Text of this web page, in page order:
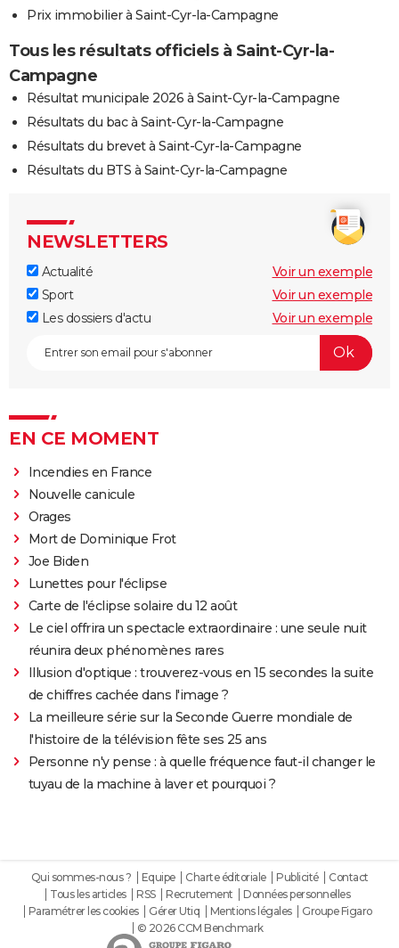
Prix immobilier à Saint-Cyr-la-Campagne
Tous les résultats officiels à Saint-Cyr-la-
Campagne
Résultat municipale 2026 à Saint-Cyr-la-Campagne
Résultats du bac à Saint-Cyr-la-Campagne
Résultats du brevet à Saint-Cyr-la-Campagne
Résultats du BTS à Saint-Cyr-la-Campagne
NEWSLETTERS
Actualité
Voir un exemple
Sport
Voir un exemple
Les dossiers d'actu
Voir un exemple
EN CE MOMENT
Incendies en France
Nouvelle canicule
Orages
Mort de Dominique Frot
Joe Biden
Lunettes pour l'éclipse
Carte de l'éclipse solaire du 12 août
Le ciel offrira un spectacle extraordinaire : une seule nuit
réunira deux phénomènes rares
Illusion d'optique : trouverez-vous en 15 secondes la suite
de chiffres cachée dans l'image ?
La meilleure série sur la Seconde Guerre mondiale de
l'histoire de la télévision fête ses 25 ans
Personne n'y pense : à quelle fréquence faut-il changer le
tuyau de la machine à laver et pourquoi ?
Qui sommes-nous ? Equipe Charte éditoriale Publicité
Contact
Tous les articles
RSS Recrutement
Données personnelles
Paramétrer les cookies
Gérer Utiq Mentions légales
Groupe Figaro
© 2026 CCM Benchmark